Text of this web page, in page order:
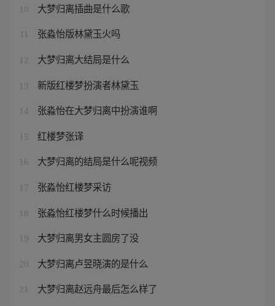
10 大梦归离插曲是什么歌
张淼怡版林黛玉火吗
12 大梦归离大结局是什么
13 新版红楼梦扮演者林黛玉
14 张淼怡在大梦归离中扮演谁啊
15 红楼梦张译
16 大梦归离的结局是什么呢视频
17 张淼怡红楼梦采访
18 张淼怡红楼梦什么时候播出
19 大梦归离男女主圆房了没
20 大梦归离卢昱晓演的是什么
21 大梦归离赵远舟最后怎么样了